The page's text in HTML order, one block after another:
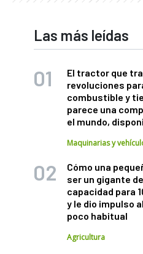
Las más leídas
El tractor que
revoluciones
combustible y
parece una
el mundo,
Maquinarias y
Cómo una
ser un gigante
capacidad para
y le dio impulso
poco habitual
Agricultura